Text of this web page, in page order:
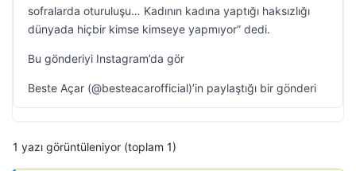
sofralarda oturuluşu… Kadının kadına yaptığı haksızlığı
dünyada hiçbir kimse kimseye yapmıyor” dedi.
Bu gönderiyi Instagram’da gör
Beste Açar (@besteacarofficial)’in paylaştığı bir gönderi
1 yazı görüntüleniyor (toplam 1)